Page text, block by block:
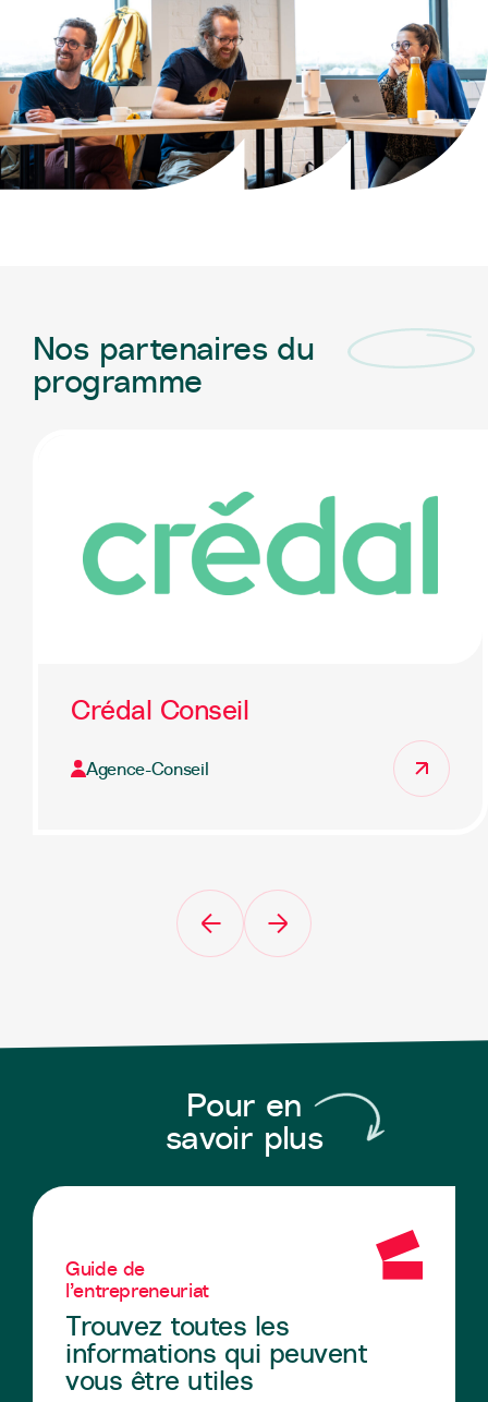
Nos partenaires du
programme
Crédal Conseil
Agence-Conseil
Pour en
savoir plus
Guide de
l’entrepreneuriat
Trouvez toutes les
informations qui peuvent
vous être utiles